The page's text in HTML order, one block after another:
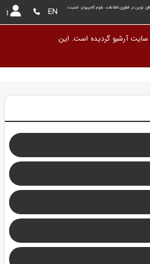
EN
است. این سایت به عنوان آرشیو نگهداری و د